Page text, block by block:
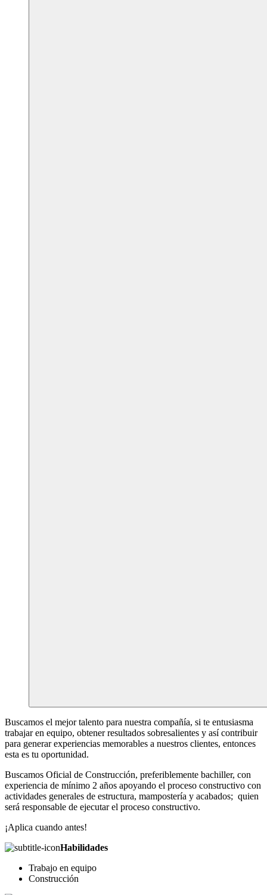
Buscamos el mejor talento para nuestra compañía, si te entusiasma
trabajar en equipo, obtener resultados sobresalientes y así contribuir
para generar experiencias memorables a nuestros clientes, entonces
esta es tu oportunidad.
Buscamos Oficial de Construcción, preferiblemente bachiller, con
experiencia de mínimo 2 años apoyando el proceso constructivo con
actividades generales de estructura, mampostería y acabados; quien
será responsable de ejecutar el proceso constructivo.
¡Aplica cuando antes!
Habilidades
Trabajo en equipo
Construcción